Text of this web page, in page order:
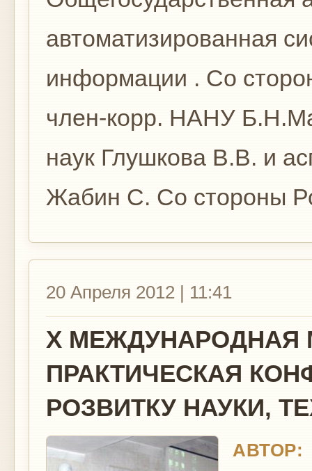
автоматизированная
информации . Со
член-корр. НАНУ
наук Глушкова В.В. и
Жабин С. Со стороны
20 Апреля 2012 | 11:41
X
ПРАКТИЧЕСКАЯ
РОЗВИТКУ НАУКИ,
АВТОР: